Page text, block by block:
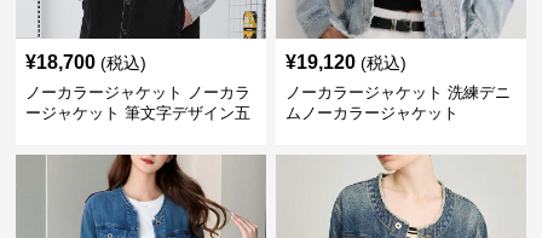
¥18,700 (税込)
ノーカラージャケット ノーカラ
ージャケット 筆文字デザイン五
¥19,120 (税込)
ノーカラージャケット 洗練デニ
ムノーカラージャケット